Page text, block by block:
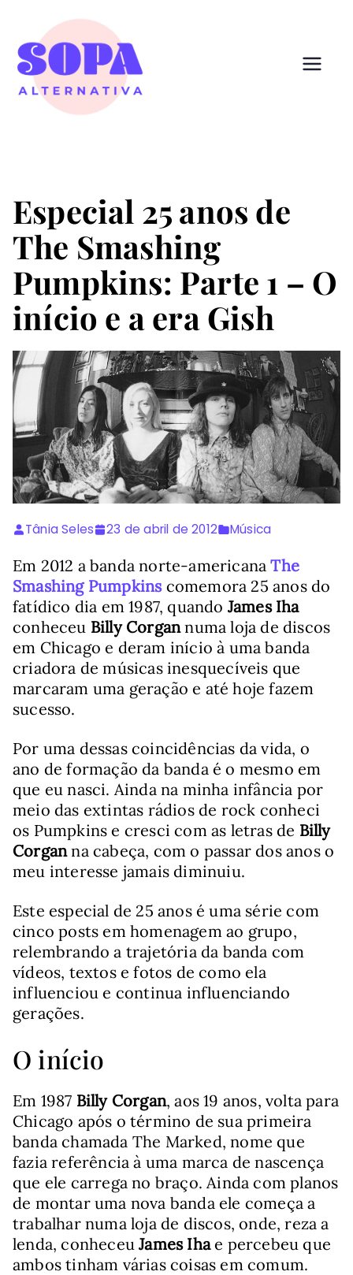
conteúdo
Especial 25 anos de
The Smashing
Pumpkins: Parte 1 – O
início e a era Gish
Tânia Seles 23 de abril de 2012 Música
Em 2012 a banda norte-americanaThe
Smashing Pumpkinscomemora 25 anos do
fatídico dia em 1987, quando James Iha
conheceu Billy Corgannuma loja de discos
em Chicago e deram início à uma banda
criadora de músicas inesquecíveis que
marcaram uma geração e até hoje fazem
sucesso.
Por uma dessas coincidências da vida, o
ano de formação da banda é o mesmo em
que eu nasci. Ainda na minha infância por
meio das extintas rádios de rock conheci
os Pumpkins e cresci com as letras de Billy
Corganna cabeça, com o passar dos anos o
meu interesse jamais diminuiu.
Este especial de 25 anos é uma série com
cinco posts em homenagem ao grupo,
relembrando a trajetória da banda com
vídeos, textos e fotos de como ela
influenciou e continua influenciando
gerações.
O início
Em 1987 Billy Corgan, aos 19 anos, volta para
Chicago após o término de sua primeira
banda chamada The Marked, nome que
fazia referência à uma marca de nascença
que ele carrega no braço. Ainda com planos
de montar uma nova banda ele começa a
trabalhar numa loja de discos, onde, reza a
lenda, conheceuJames Ihae percebeu que
ambos tinham várias coisas em comum.